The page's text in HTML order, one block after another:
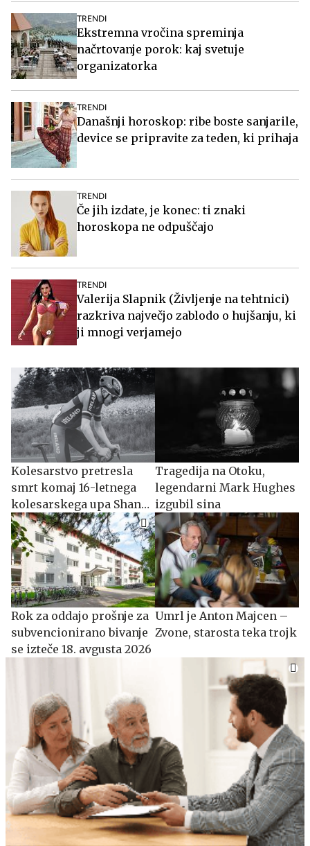
TRENDI
Ekstremna vročina spreminja
načrtovanje porok: kaj svetuje
organizatorka
TRENDI
Današnji horoskop: ribe boste sanjarile,
device se pripravite za teden, ki prihaja
TRENDI
Če jih izdate, je konec: ti znaki
horoskopa ne odpuščajo
TRENDI
Valerija Slapnik (Življenje na tehtnici)
razkriva največjo zablodo o hujšanju, ki
ji mnogi verjamejo
Kolesarstvo pretresla
smrt komaj 16-letnega
kolesarskega upa Shana
O'Briena
Tragedija na Otoku,
legendarni Mark Hughes
izgubil sina
​​​​​​​Rok za oddajo prošnje za
subvencionirano bivanje
se izteče 18. avgusta 2026
Umrl je Anton Majcen –
Zvone, starosta teka trojk